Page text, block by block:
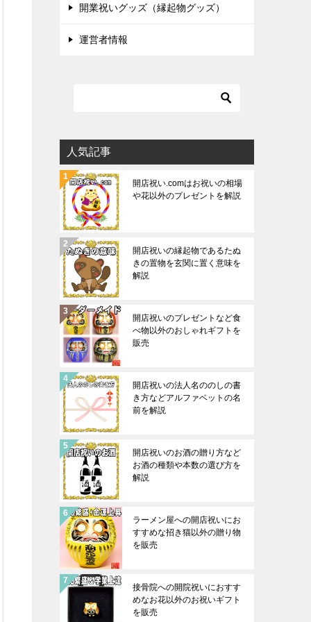
開業祝いグッズ（縁起物グッズ）
運営者情報
人気記事
開店祝い.comはお祝いの相場
や花以外のプレゼントを解説
開店祝いの縁起物であるたぬ
きの置物を玄関に置く意味を
解説
開店祝いのプレゼントなど食
べ物以外のおしゃれギフトを
販売
開店祝いの法人名ののしの書
き方などアルファベットの名
前を解説
開店祝いのお酒の贈り方など
お酒の種類や本数の選び方を
解説
ラーメン屋への開店祝いにお
すすめな招き猫以外の贈り物
を販売
接骨院への開院祝いにおすす
めなお花以外のお祝いギフト
を販売